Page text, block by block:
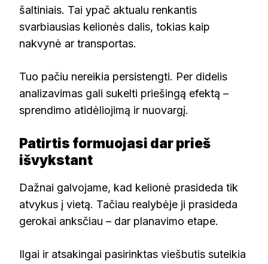
šaltiniais. Tai ypač aktualu renkantis
svarbiausias kelionės dalis, tokias kaip
nakvynė ar transportas.
Tuo pačiu nereikia persistengti. Per didelis
analizavimas gali sukelti priešingą efektą –
sprendimo atidėliojimą ir nuovargį.
Patirtis formuojasi dar prieš
išvykstant
Dažnai galvojame, kad kelionė prasideda tik
atvykus į vietą. Tačiau realybėje ji prasideda
gerokai anksčiau – dar planavimo etape.
Ilgai ir atsakingai pasirinktas viešbutis suteikia